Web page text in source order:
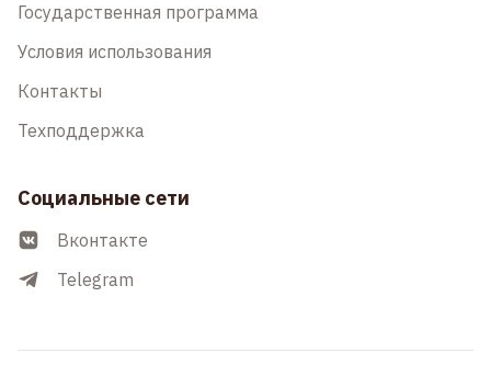
Государственная программа
Условия использования
Контакты
Техподдержка
Социальные сети
Вконтакте
Telegram